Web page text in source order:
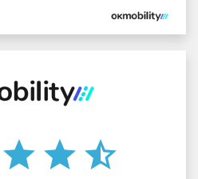
star star star_half